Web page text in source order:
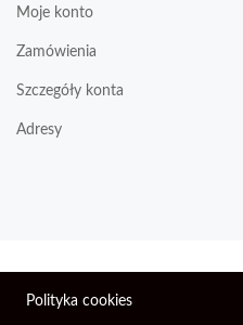
Moje konto
Zamówienia
Szczegóły konta
Adresy
Wszelkie prawa zastrzeżone ©
Polityka cookies